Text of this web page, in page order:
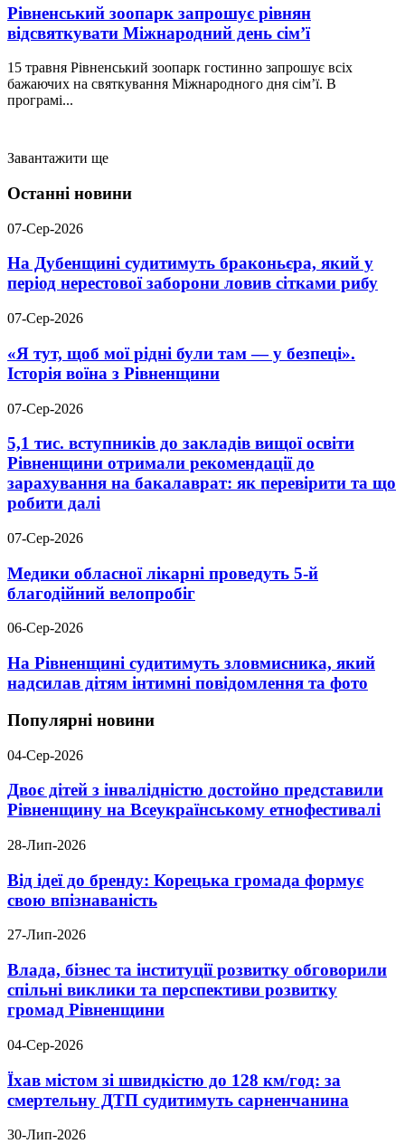
Рівненський зоопарк запрошує рівнян
відсвяткувати Міжнародний день сім’ї
15 травня Рівненський зоопарк гостинно запрошує всіх
бажаючих на святкування Міжнародного дня сім’ї. В
програмі...
Завантажити ще
Останні новини
07-Сер-2026
На Дубенщині судитимуть браконьєра, який у
період нерестової заборони ловив сітками рибу
07-Сер-2026
«Я тут, щоб мої рідні були там — у безпеці».
Історія воїна з Рівненщини
07-Сер-2026
5,1 тис. вступників до закладів вищої освіти
Рівненщини отримали рекомендації до
зарахування на бакалаврат: як перевірити та що
робити далі
07-Сер-2026
Медики обласної лікарні проведуть 5-й
благодійний велопробіг
06-Сер-2026
На Рівненщині судитимуть зловмисника, який
надсилав дітям інтимні повідомлення та фото
Популярні новини
04-Сер-2026
Двоє дітей з інвалідністю достойно представили
Рівненщину на Всеукраїнському етнофестивалі
28-Лип-2026
Від ідеї до бренду: Корецька громада формує
свою впізнаваність
27-Лип-2026
Влада, бізнес та інституції розвитку обговорили
спільні виклики та перспективи розвитку
громад Рівненщини
04-Сер-2026
Їхав містом зі швидкістю до 128 км/год: за
смертельну ДТП судитимуть сарненчанина
30-Лип-2026